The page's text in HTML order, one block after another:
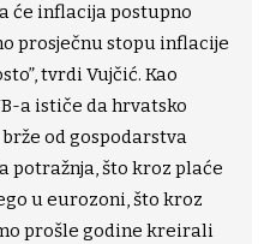
će inflacija postupno
prosječnu stopu inflacije
tvrdi Vujčić. Kao
a ističe da hrvatsko
od gospodarstva
potražnja, što kroz plaće
u eurozoni, što kroz
prošle godine kreirali